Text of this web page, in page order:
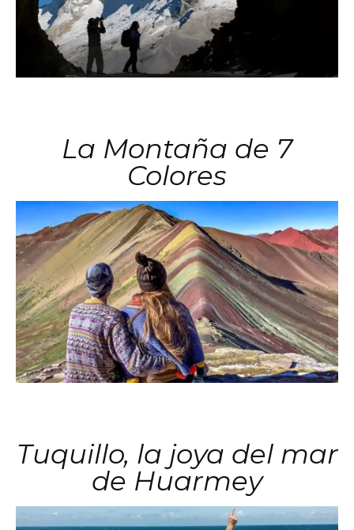
La Montaña de 7
Colores
Tuquillo, la joya del mar
de Huarmey